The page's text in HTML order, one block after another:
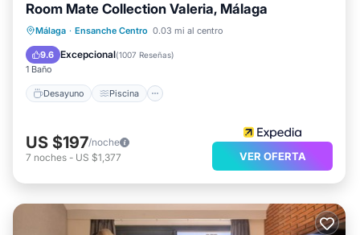
Room Mate Collection Valeria, Málaga
Málaga · Ensanche Centro 0.03 mi al centro
9.6 Excepcional(1007 Reseñas)
1 Baño
Desayuno Piscina
Desayuno Piscina
Balcón/Terraza
Cocina
US $197/noche
7 noches - US $1,377 VER OFERTA